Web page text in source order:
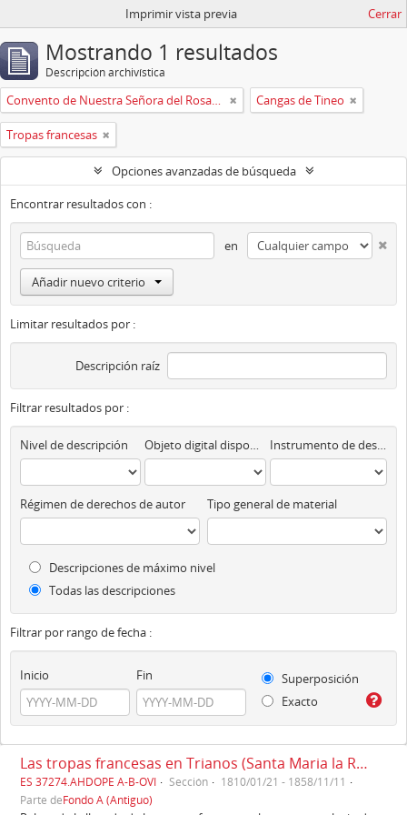
Imprimir vista previa Cerrar
Mostrando 1 resultados
Descripción archivística
Convento de Nuestra Señora del Rosario de Oviedo Cangas de Tineo
Tropas francesas
Opciones avanzadas de búsqueda
Encontrar resultados con :
en
Añadir nuevo criterio
Limitar resultados por :
Descripción raíz
Filtrar resultados por :
Nivel de descripción Objeto digital disponibles Instrumento de descripción
Régimen de derechos de autor Tipo general de material
Descripciones de máximo nivel
Todas las descripciones
Filtrar por rango de fecha :
Inicio Fin
Superposición
Exacto
Las tropas francesas en Trianos (Santa Maria la Real de Trianos) (1810)
ES 37274.AHDOPE A-B-OVI Sección
1810/01/21 - 1858/11/11
Parte deFondo A (Antiguo)